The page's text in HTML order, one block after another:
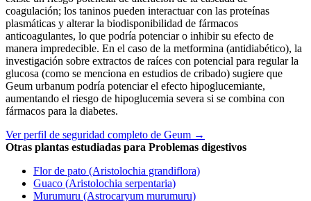
coagulación; los taninos pueden interactuar con las proteínas
plasmáticas y alterar la biodisponibilidad de fármacos
anticoagulantes, lo que podría potenciar o inhibir su efecto de
manera impredecible. En el caso de la metformina (antidiabético), la
investigación sobre extractos de raíces con potencial para regular la
glucosa (como se menciona en estudios de cribado) sugiere que
Geum urbanum podría potenciar el efecto hipoglucemiante,
aumentando el riesgo de hipoglucemia severa si se combina con
fármacos para la diabetes.
Ver perfil de seguridad completo de Geum →
Otras plantas estudiadas para Problemas digestivos
Flor de pato (Aristolochia grandiflora)
Guaco (Aristolochia serpentaria)
Murumuru (Astrocaryum murumuru)